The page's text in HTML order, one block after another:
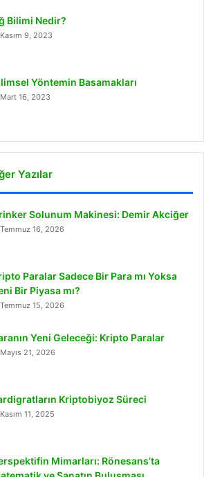
Bilimi Nedir?
Kasım 9, 2023
Yöntemin Basamakları
Mart 16, 2023
Yazılar
Solunum Makinesi: Demir Akciğer
Temmuz 16, 2026
Paralar Sadece Bir Para mı Yoksa
Bir Piyasa mı?
Temmuz 15, 2026
Yeni Geleceği: Kripto Paralar
Mayıs 21, 2026
Kriptobiyoz Süreci
Kasım 11, 2025
Mimarları: Rönesans’ta